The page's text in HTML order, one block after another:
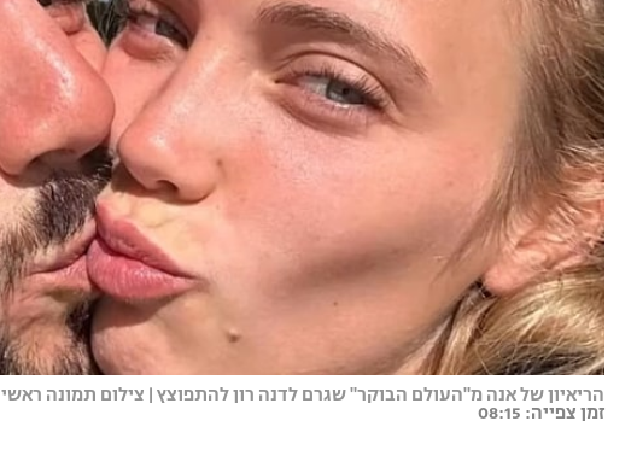
הריאיון של אנה מ"העולם הבוקר" שגרם לדנה רון להתפוצץ | צילום תמונה
זמן צפייה: 08:15